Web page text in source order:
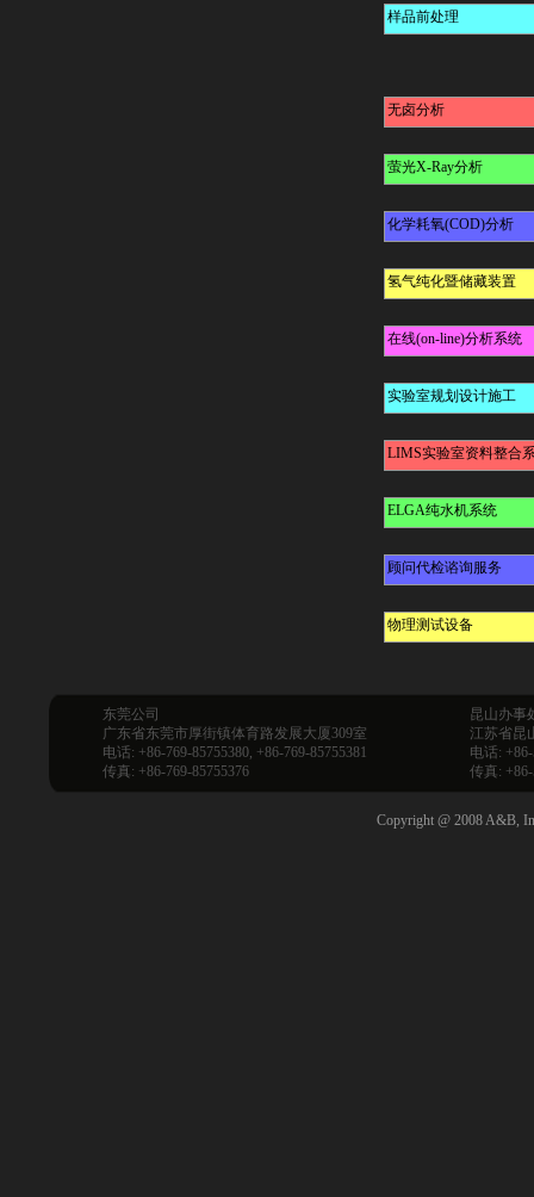
样品前处理
无卤分析
萤光X-Ray分析
化学耗氧(COD)分析
氢气纯化暨储藏装置
在线(on-line)分析系统
实验室规划设计施工
LIMS实验室资料整合
ELGA纯水机系统
顾问代检谘询服务
物理测试设备
东莞公司
广东省东莞市厚街镇体育路发展大厦309室
电话: +86-769-85755380, +86-769-85755381
传真: +86-769-85755376
昆山办事
江苏省昆
电话:
传真: +86-
Copyright @ 2008 A&B,